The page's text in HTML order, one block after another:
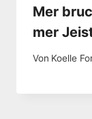
Mer
mer
Von Koelle